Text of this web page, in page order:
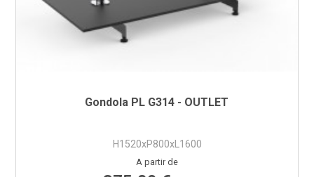
Gondola PL G314 - OUTLET
H1520xP800xL1600
Preço
A partir de